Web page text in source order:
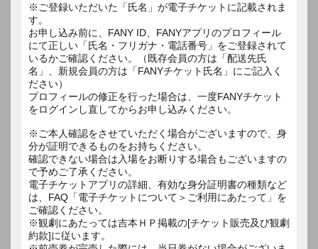
※ご登録いただいた「氏名」が電子チケットに記載されま
す。
お申し込み前に、FANY ID、FANYアプリのプロフィール
にて正しい「氏名・フリガナ・電話番号」をご登録されて
いるかご確認ください。（既存会員の方は「配送先氏
名」、新規会員の方は「FANYチケット氏名」にご記入く
ださい）
プロフィールの修正を行った場合は、一度FANYチケット
をログインし直してからお申し込みください。
※ご本人確認をさせていただく場合がございますので、身
分が証明できるものをお持ちください。
確認できない場合は入場をお断りする場合もございますの
で予めご了承ください。
電子チケットアプリの詳細、有効な身分証明書の種類など
は、FAQ「電子チケットについて＞ご利用にあたって」を
ご確認ください。
※観劇にあたっては吉本ＨＰ掲載の[チケット販売及び観劇
約款]に従います。